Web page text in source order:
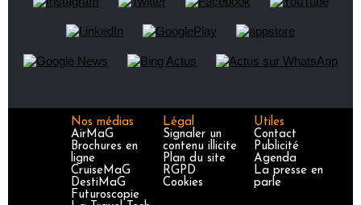
Nos médias
AirMaG
Brochures en
ligne
CruiseMaG
DestiMaG
Futuroscopie
Légal
Signaler un
contenu illicite
Plan du site
RGPD
Cookies
Utiles
Contact
Publicité
Agenda
La presse en
parle